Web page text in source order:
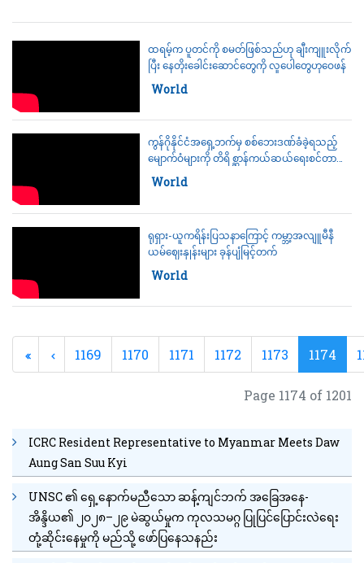
ထရမ့်က ပူတင်ကို စမတ်ဖြစ်သည်ဟု ချီးကျူးလိုက်
ပြီး နေတိုးခေါင်းဆောင်တွေကို လူပေါတွေဟုဝေဖန်
Category:
World
ကွန်ဂိုနိုင်ငံအရှေ့ဘက်မှ စစ်ဘေးဒဏ်ခံခဲ့ရသည့်
မျောက်ဝံများကို တိရိစ္ဆာန်ကယ်ဆယ်ရေးစင်တာ
တစ်ခုက စောင့်ရှောက်ကုသပေးလျက်ရှိ
Category:
World
ရုရှား-ယူကရိန်းပြသနာကြောင့် ကမ္ဘာ့အလျူမီနီ
ယမ်ဈေးနှုန်းများ ခုန်ပျံမြင့်တက်
Category:
World
1169 1170 1171 1172 1173 1174
Page 1174 of 1201
ICRC Resident Representative to Myanmar Meets Daw
Aung San Suu Kyi
UNSC ၏ ရှေ့နောက်မညီသော ဆန့်ကျင်ဘက် အခြေအနေ-
အိန္ဒိယ၏ ၂၀၂၈–၂၉ မဲဆွယ်မှုက ကုလသမဂ္ဂ ပြုပြင်ပြောင်းလဲရေး
တုံ့ဆိုင်းနေမှုကို မည်သို့ ဖော်ပြနေသနည်း